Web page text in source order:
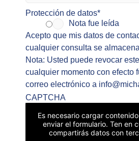
Protección de datos*
Nota fue leída
Acepto que mis datos de
cualquier consulta se
Nota: Usted puede revocar
cualquier momento con efecto
correo electrónico a
CAPTCHA
Es necesario cargar
enviar el formulario. Ten en
compartirás datos con